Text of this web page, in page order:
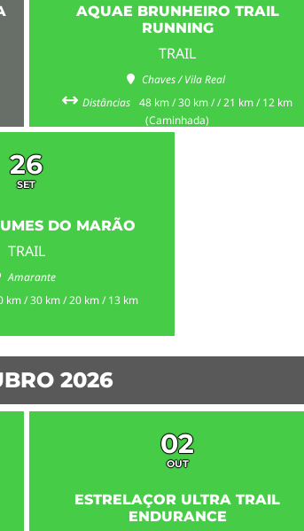
AQUAE BRUNHEIRO TRAIL
RUNNING
TRAIL
Chaves / Vila Real
Distâncias 48 km / 30 km / / 21 km / 12 km
(Caminhada)
26
SET
DO MARÃO
TRAIL
Amarante
km / 30 km / 20 km / 13 km
2026
02
OUT
ESTRELAÇOR ULTRA TRAIL
ENDURANCE